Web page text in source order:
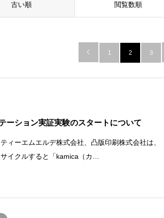
古い順 閲覧数順
 1 2 3
ーション実証実験のスタートについて
ィーエムエルデ株式会社、凸版印刷株式会社は、
イクルすると「kamica（カ…